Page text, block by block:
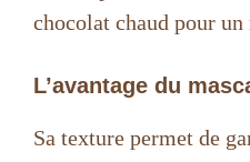
chocolat chaud pour
L’avantage du
Sa texture permet de